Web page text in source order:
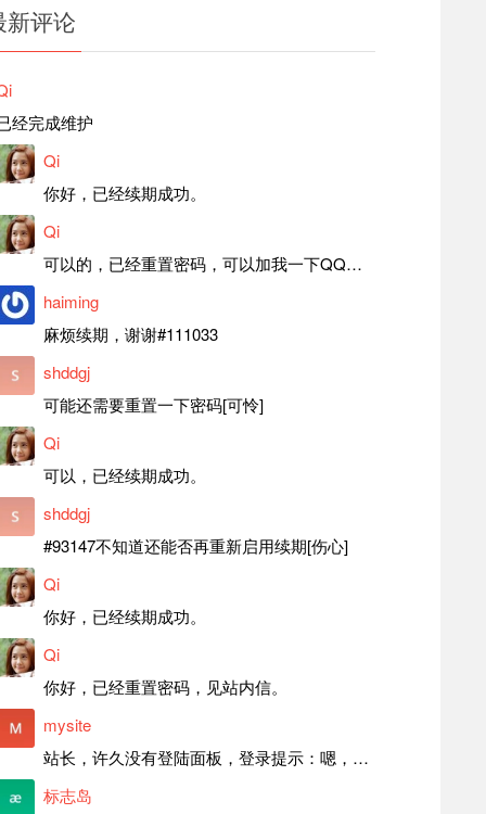
新评论
经完成维护
Qi
你好，已经续期成功。
Qi
可以的，已经重置密码，可以加我一下QQ，留言后我就发密码给你。
haiming
麻烦续期，谢谢#111033
shddgj
可能还需要重置一下密码[可怜]
Qi
可以，已经续期成功。
shddgj
#93147不知道还能否再重新启用续期[伤心]
Qi
你好，已经续期成功。
Qi
你好，已经重置密码，见站内信。
mysite
站长，许久没有登陆面板，登录提示：嗯，登录详细信息似乎不正确。请重试。 网站还可以正常使用。如果是密码问题请帮忙重置一下密码。谢谢。订单号：97790，账号：aa20210950。 站长，提交了工单，你回复续期成功，不过我的问题是面部登陆信息有问题，一直是初始密码，现在无法登陆，有时间麻烦排查一下。
标志岛